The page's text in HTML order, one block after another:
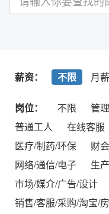
薪资： 不限 月薪
岗位： 不限 管
普通工人
在线客服
医疗/制药/环保
财
网络/通信/电子
生
市场/媒介/广告/设计
销售/客服/采购/淘宝/